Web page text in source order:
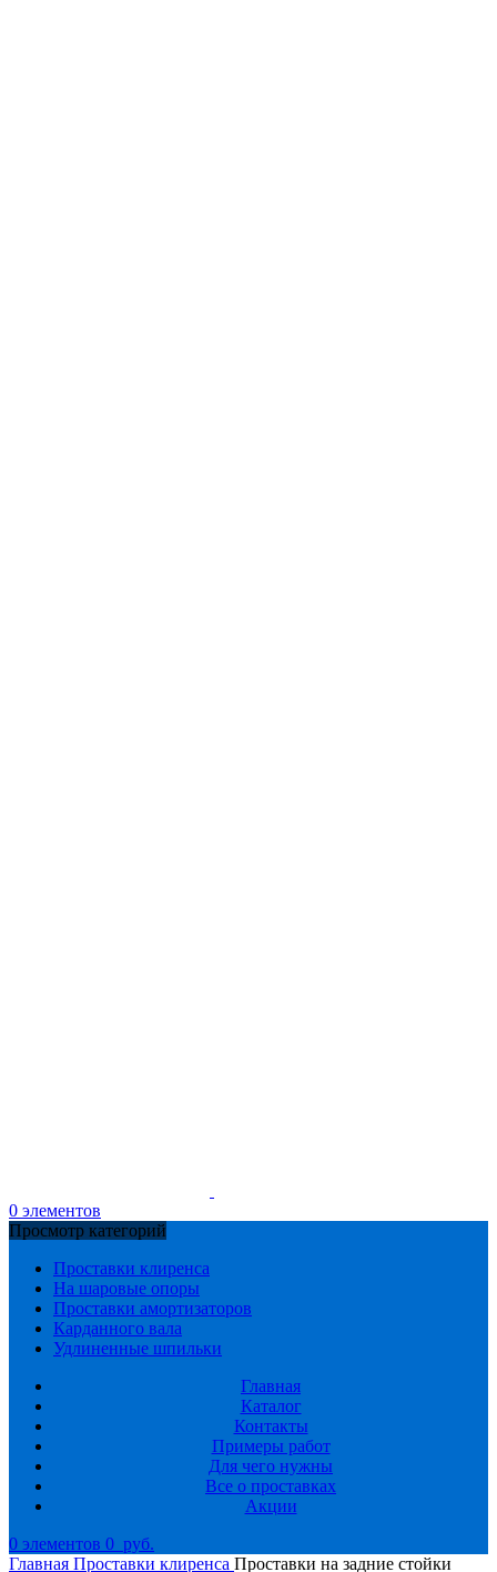
0 элементов
Просмотр категорий
Проставки клиренса
На шаровые опоры
Проставки амортизаторов
Карданного вала
Удлиненные шпильки
Главная
Каталог
Контакты
Примеры работ
Для чего нужны
Все о проставках
Акции
0 элементов 0 руб.
Главная Проставки клиренса Проставки на задние стойки